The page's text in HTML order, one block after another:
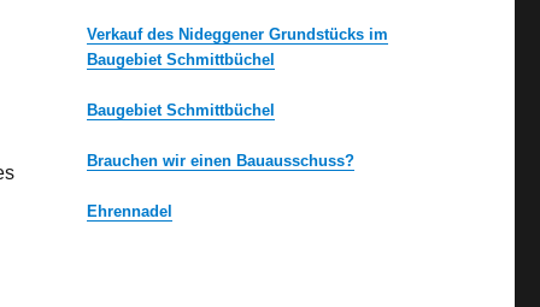
Verkauf des Nideggener Grundstücks im
Baugebiet Schmittbüchel
Baugebiet Schmittbüchel
Brauchen wir einen Bauausschuss?
Ehrennadel